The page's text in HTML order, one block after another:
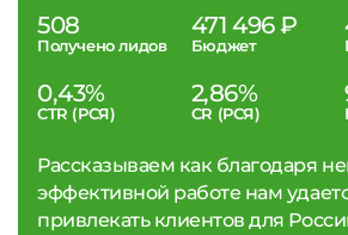
508
Получено лидов
471 496 ₽
Бюджет
0,43%
CTR (РСЯ)
2,86%
CR (РСЯ)
Рассказываем как благодаря
эффективной работе нам
привлекать клиентов для